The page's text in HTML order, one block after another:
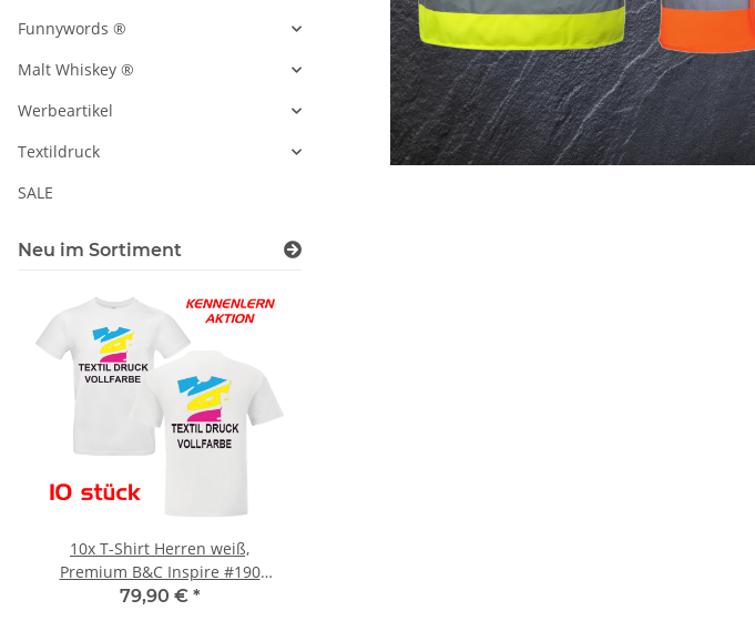
Funnywords ®
Malt Whiskey ®
Werbeartikel
Textildruck
SALE
Neu im Sortiment
10x T-Shirt Herren weiß,
Premium B&C Inspire #190
Rundhals mit EINER
79,90 € *